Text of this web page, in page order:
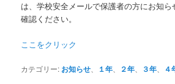
は、学校安全メールで保護者の方にお知
確認ください。
ここをクリック
カテゴリー: お知らせ １年 ２年 ３年 ４